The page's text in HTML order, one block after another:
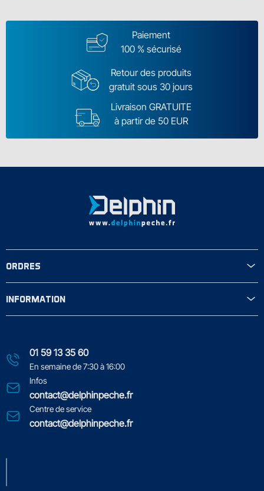
Paiement
100 % sécurisé
Retour des produits
gratuit sous 30 jours
Livraison GRATUITE
à partir de 50 EUR
01 59 13 35 60
En semaine de 7:30 à 16:00
Infos
contact@delphinpeche.fr
Centre de service
contact@delphinpeche.fr
ORDRES
INFORMATION